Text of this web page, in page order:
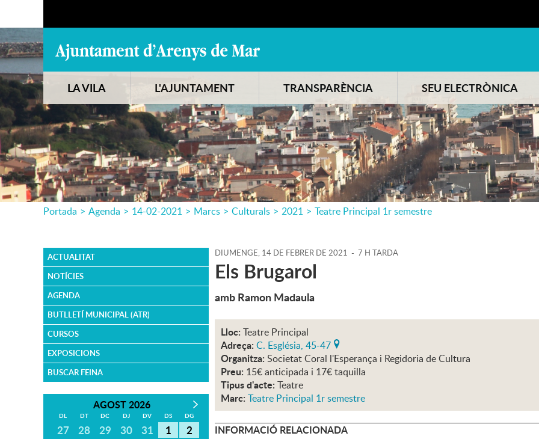
LA VILA L'AJUNTAMENT TRANSPARÈNCIA SEU ELECTRÒNICA
Portada > Agenda > 14-02-2021 > Marcs > Culturals > 2021 > Teatre Principal 1r semestre
ACTUALITAT
NOTÍCIES
AGENDA
BUTLLETÍ MUNICIPAL (ATR)
CURSOS
EXPOSICIONS
BUSCAR FEINA
AGOST 2026
DL DT DC DJ DV DS DG
27 28 29 30 31 1
2
DIUMENGE, 14 DE FEBRER DE 2021 - 7 H TARDA
Els Brugarol
amb Ramon Madaula
Lloc: Teatre Principal
Adreça: C. Església, 45-47
Organitza: Societat Coral l'Esperança i Regidoria de Cultura
Preu: 15€ anticipada i 17€ taquilla
Tipus d'acte: Teatre
Marc: Teatre Principal 1r semestre
INFORMACIÓ RELACIONADA